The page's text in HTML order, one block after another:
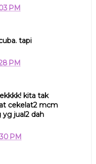
PM
tapi
PM
kita tak
cekelat2 mcm
jual2 dah
PM